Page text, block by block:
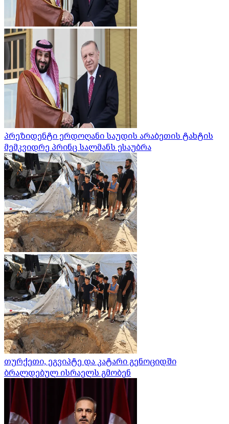
პრეზიდენტი ერდოღანი საუდის არაბეთის ტახტის
მემკვიდრე პრინც სალმანს ესაუბრა
თურქეთი, ეგვიპტე და კატარი გენოციდში
ბრალდებულ ისრაელს გმობენ